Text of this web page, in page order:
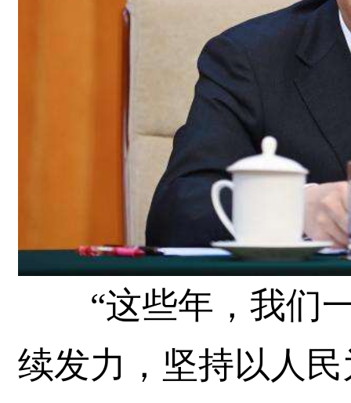
“这些年，我们一
续发力，坚持以人